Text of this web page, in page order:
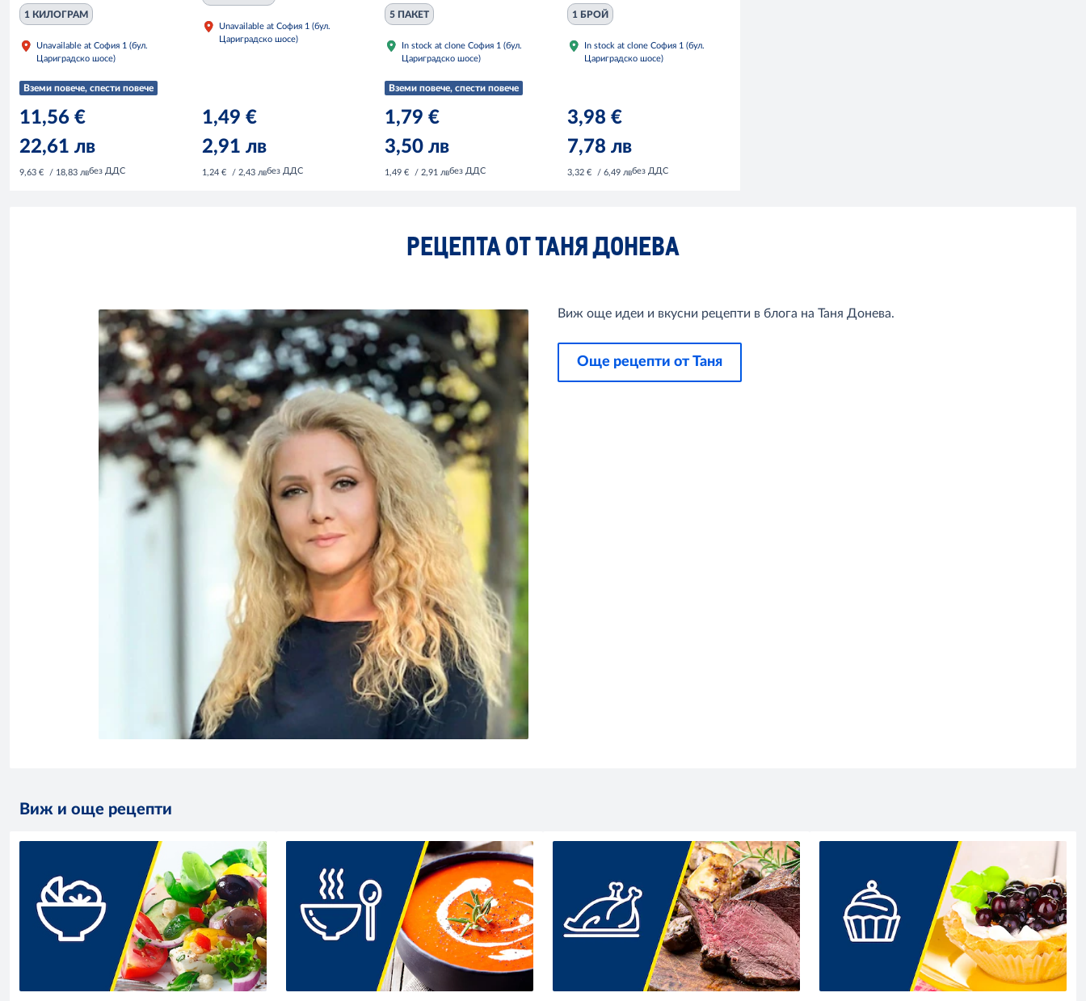
1 КИЛОГРАМ
Unavailable at София 1 (бул.
Цариградско шосе)
Вземи повече, спести повече
11,56 €
22,61 лв
9,63 € / 18,83 лвбез ДДС
Unavailable at София 1 (бул.
Цариградско шосе)
1,49 €
2,91 лв
1,24 € / 2,43 лвбез ДДС
5 ПАКЕТ
In stock at clone София 1 (бул.
Цариградско шосе)
Вземи повече, спести повече
1,79 €
3,50 лв
1,49 € / 2,91 лвбез ДДС
1 БРОЙ
In stock at clone София 1 (бул.
Цариградско шосе)
3,98 €
7,78 лв
3,32 € / 6,49 лвбез ДДС
РЕЦЕПТА ОТ ТАНЯ ДОНЕВА
Виж още идеи и вкусни рецепти в блога на Таня Донева.
Още рецепти от Таня
Виж и още рецепти